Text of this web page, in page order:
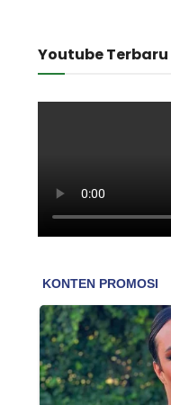
Youtube Terbaru